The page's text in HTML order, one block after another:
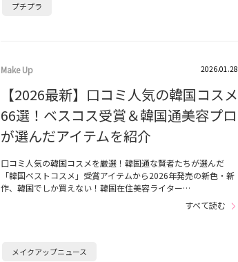
プチプラ
Make Up 2026.01.28
【2026最新】口コミ人気の韓国コスメ
66選！ベスコス受賞＆韓国通美容プロ
が選んだアイテムを紹介
口コミ人気の韓国コスメを厳選！韓国通な賢者たちが選んだ
「韓国ベストコスメ」受賞アイテムから2026年発売の新色・新
作、韓国でしか買えない！韓国在住美容ライター…
すべて読む
メイクアップニュース